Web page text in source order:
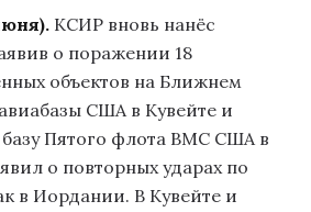
КСИР вновь нанёс
о поражении 18
объектов на Ближнем
США в Кувейте и
базу Пятого флота ВМС США в
о повторных ударах по
в Иордании. В Кувейте и